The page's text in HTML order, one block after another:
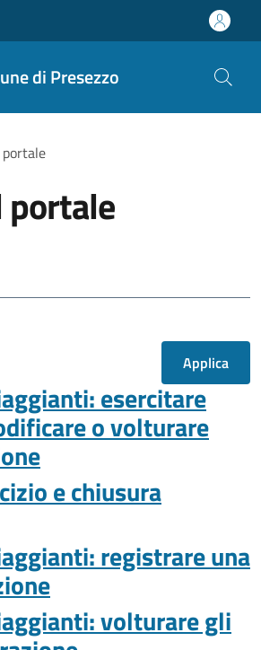
di Presezzo
portale
portale
esercitare
o volturare
e chiusura
registrare una
volturare gli